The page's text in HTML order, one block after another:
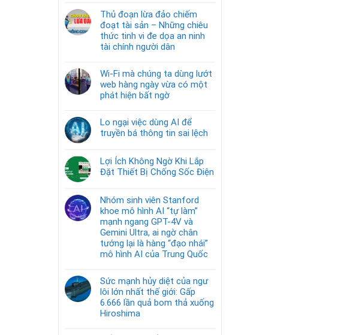
Thủ đoạn lừa đảo chiếm
đoạt tài sản – Những chiêu
thức tinh vi đe dọa an ninh
tài chính người dân
Wi-Fi mà chúng ta dùng lướt
web hàng ngày vừa có một
phát hiện bất ngờ
Lo ngại việc dùng AI để
truyền bá thông tin sai lệch
Lợi Ích Không Ngờ Khi Lắp
Đặt Thiết Bị Chống Sốc Điện
Nhóm sinh viên Stanford
khoe mô hình AI “tự làm”
mạnh ngang GPT-4V và
Gemini Ultra, ai ngờ chân
tướng lại là hàng “đạo nhái”
mô hình AI của Trung Quốc
Sức mạnh hủy diệt của ngư
lôi lớn nhất thế giới: Gấp
6.666 lần quả bom thả xuống
Hiroshima